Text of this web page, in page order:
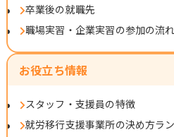
卒業後の就職先
職場実習・企業実習の参加の流れ
お役立ち情報
スタッフ・支援員の特徴
就労移行支援事業所の決め方ラ